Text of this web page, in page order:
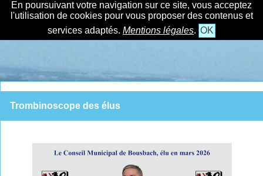
En poursuivant votre navigation sur ce site, vous acceptez
l'utilisation de cookies pour vous proposer des contenus et
services adaptés. Mentions légales. OK
Trombinoscope des élus